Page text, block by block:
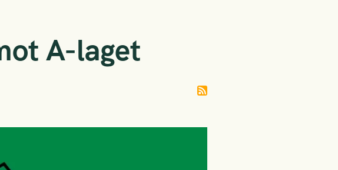
A-laget